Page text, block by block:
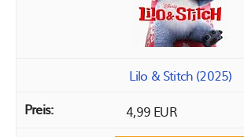
Lilo & Stitch (2025)
4,99 EUR